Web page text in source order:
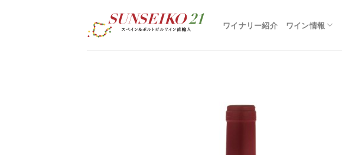
ワイナリー紹介 ワイン情報